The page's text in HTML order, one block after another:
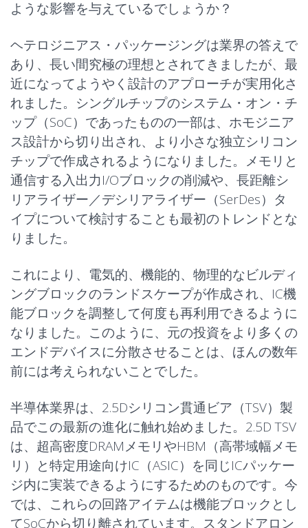
ような影響を与えているでしょうか？
ヘテロジニアス・パッケージングは業界の答えで
あり、長い間究極の理想とされてきましたが、最
近になってようやく 設計のアプローチが実用化さ
れました。シングルチップのシステム・オン・チ
ップ（SoC）であったものの一部は、ホモジニア
ス設計から切り出され、より小さな独立シリコン
チップで作成されるようになりました。メモリと
通信する入出力I/Oブロックの削減や、長距離シ
リアライザー／デシリアライザー（SerDes）タ
イプについて検討することも最初のトレンドとな
りました。
これにより、電気的、機能的、物理的なビルディ
ングブロックのランドスケープが作成され、IC機
能ブロックを調整して何度も再利用できるように
なりました。このように、元の投資をより多くの
エンドデバイスに分散させることは、ほんの数年
前には考えられないことでした。
半導体業界は、2.5Dシリコン貫通ビア（TSV）製
品でこの最新の進化に触れ始めました。2.5D TSV
は、超高密度DRAMメモリやHBM（高帯域幅メモ
リ）と特定用途向けIC（ASIC）を同じICパッケー
ジ内に実装できるようにするためのものです。今
では、これらの回路アイテムは機能ブロックとし
てSoCから切り離されています。スタンドアロン